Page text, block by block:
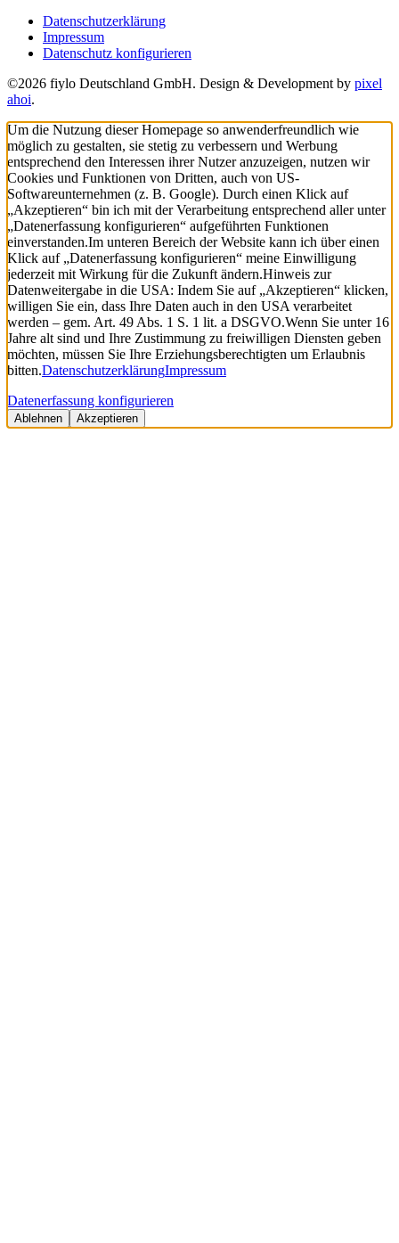
Datenschutzerklärung
Impressum
Datenschutz konfigurieren
©2026 fiylo Deutschland GmbH. Design & Development by pixel
ahoi.
Um die Nutzung dieser Homepage so anwenderfreundlich wie
möglich zu gestalten, sie stetig zu verbessern und Werbung
entsprechend den Interessen ihrer Nutzer anzuzeigen, nutzen wir
Cookies und Funktionen von Dritten, auch von US-
Softwareunternehmen (z. B. Google). Durch einen Klick auf
„Akzeptieren“ bin ich mit der Verarbeitung entsprechend aller unter
„Datenerfassung konfigurieren“ aufgeführten Funktionen
einverstanden.Im unteren Bereich der Website kann ich über einen
Klick auf „Datenerfassung konfigurieren“ meine Einwilligung
jederzeit mit Wirkung für die Zukunft ändern.Hinweis zur
Datenweitergabe in die USA: Indem Sie auf „Akzeptieren“ klicken,
willigen Sie ein, dass Ihre Daten auch in den USA verarbeitet
werden – gem. Art. 49 Abs. 1 S. 1 lit. a DSGVO.Wenn Sie unter 16
Jahre alt sind und Ihre Zustimmung zu freiwilligen Diensten geben
möchten, müssen Sie Ihre Erziehungsberechtigten um Erlaubnis
bitten.DatenschutzerklärungImpressum
Datenerfassung konfigurieren
Ablehnen Akzeptieren